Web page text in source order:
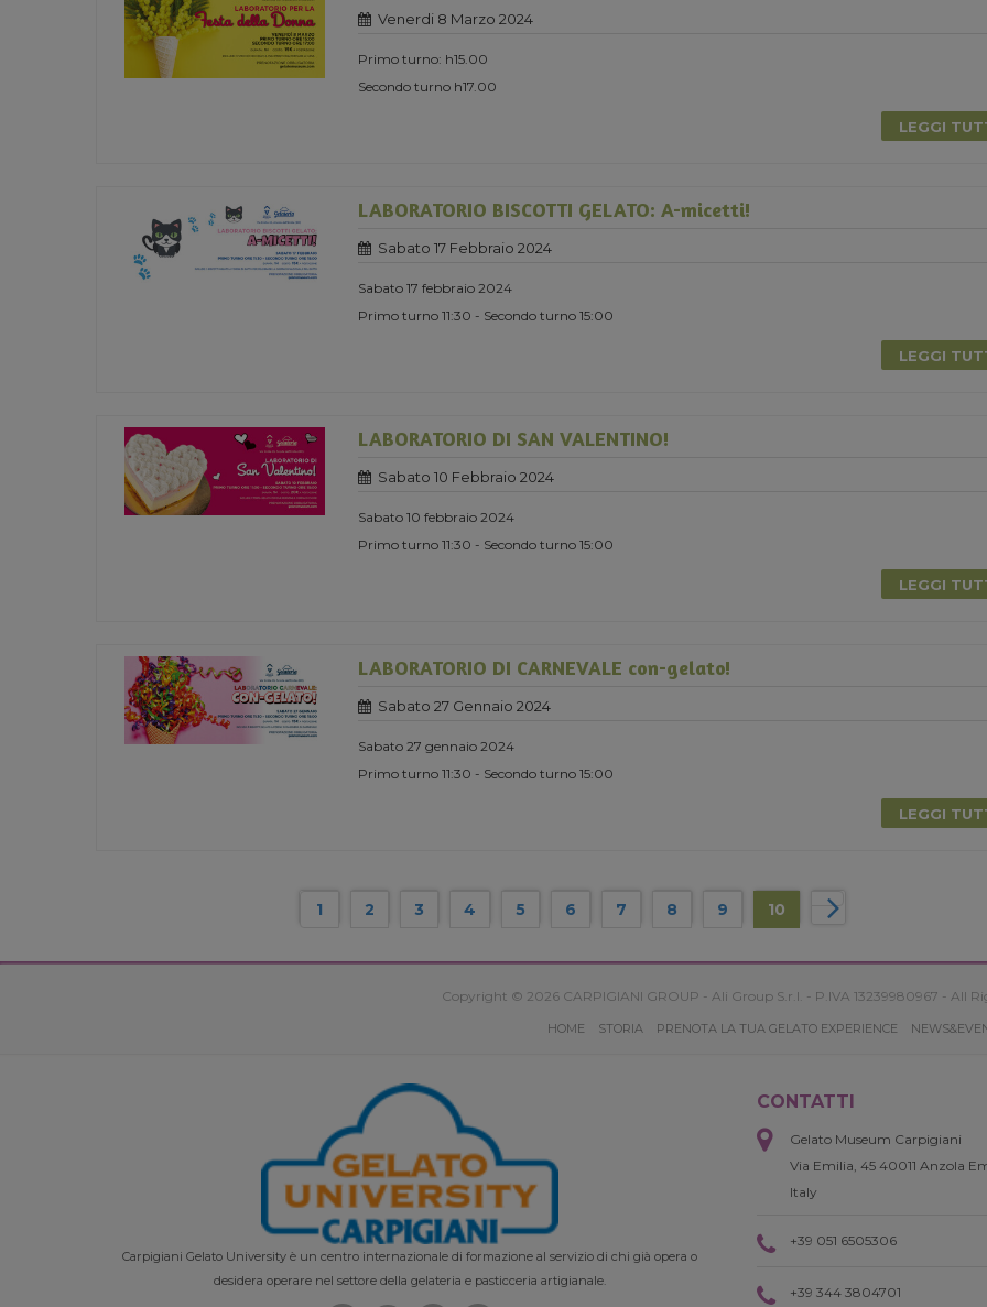
Venerdi 8 Marzo 2024
Primo turno: h15.00
Secondo turno h17.00
LEGGI
LABORATORIO BISCOTTI GELATO: A-micetti!
Sabato 17 Febbraio 2024
Sabato 17 febbraio 2024
Primo turno 11:30 - Secondo turno 15:00
LEGGI
LABORATORIO DI SAN VALENTINO!
Sabato 10 Febbraio 2024
Sabato 10 febbraio 2024
Primo turno 11:30 - Secondo turno 15:00
LEGGI
LABORATORIO DI CARNEVALE con-gelato!
Sabato 27 Gennaio 2024
Sabato 27 gennaio 2024
Primo turno 11:30 - Secondo turno 15:00
LEGGI
1 2 3 4 5 6 7 8 9 10
Copyright © 2026 CARPIGIANI GROUP - Ali Group S.r.l. - P.IVA 13239980967 - All
HOME STORIA PRENOTA LA TUA GELATO EXPERIENCE
Carpigiani Gelato University è un centro internazionale di formazione al servizio di chi già opera o
desidera operare nel settore della gelateria e pasticceria artigianale.
CONTATTI
Gelato Museum Carpigiani
Via Emilia, 45 40011 Anzola
Italy
+39 051 6505306
+39 344 3804701